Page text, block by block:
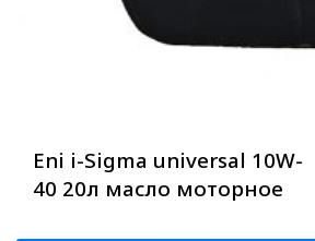
Eni i-Sigma universal 10W-
40 20л масло моторное